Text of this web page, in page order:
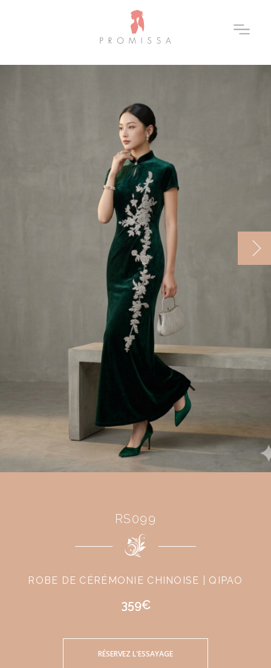
RS099
ROBE DE CÉRÉMONIE CHINOISE | QIPAO
359€
RÉSERVEZ L'ESSAYAGE